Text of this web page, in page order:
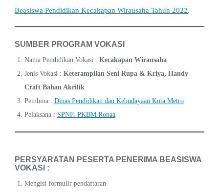
Beasiswa Pendidikan Kecakapan Wirausaha Tahun 2022.
SUMBER PROGRAM VOKASI
Nama Pendidikan Vokasi : Kecakapan Wirausaha
Jenis Vokasi : Keterampilan Seni Rupa & Kriya, Handy
Craft Bahan Akrilik
Pembina : Dinas Pendidikan dan Kebudayaan Kota Metro
Pelaksana : SPNF. PKBM Ronaa
PERSYARATAN PESERTA PENERIMA BEASISWA
VOKASI :
Mengisi formulir pendaftaran